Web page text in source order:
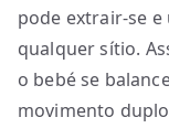
pode extrair-se
qualquer sítio.
o bebé se
movimento